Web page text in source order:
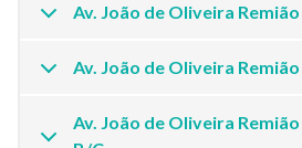
Av. João de Oliveira
Av. João de Oliveira
Av. João de Oliveira